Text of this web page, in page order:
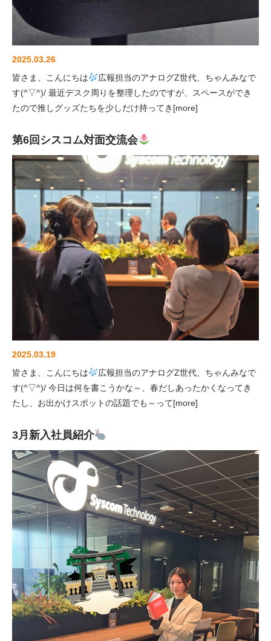
2025.03.26
皆さま、こんにちは
広報担当のアナログZ世代、ちゃんみなで
す(^▽^)/ 最近デスク周りを整理したのですが、スペースができ
たので推しグッズたちを少しだけ持ってき[more]
第6回シスコム対面交流会
2025.03.19
皆さま、こんにちは
広報担当のアナログZ世代、ちゃんみなで
す(^▽^)/ 今日は何を書こうかな～、春だしあったかくなってき
たし、お出かけスポットの話題でも～って[more]
3月新入社員紹介